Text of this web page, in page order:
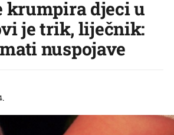
krumpira djeci u
je trik, liječnik:
nuspojave